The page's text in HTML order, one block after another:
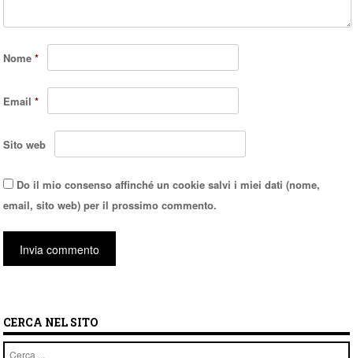
Nome*
Email*
Sito web
Do il mio consenso affinché un cookie salvi i miei dati (nome,
email, sito web) per il prossimo commento.
CERCA NEL SITO
Cerca